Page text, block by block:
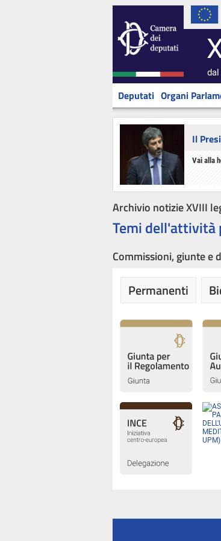
Deputati Organi
Il
Vai alla
Archivio notizie XVIII
Temi dell'attività
Commissioni, giunte e
Permanenti